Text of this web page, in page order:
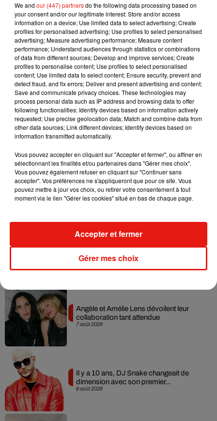
7 août 2026
7 août 2026
Angèle et Amélie Lens dévoilent leur
collaboration tant attendue
6 août 2026
Il y a 10 ans, DJ Snake changeait de
dimension avec son premier...
We and our (447) partnersdo the following data processing based on
your consent and/or our legitimate interest: Store and/or access
information on a device; Use limited data to select advertising; Create
profiles for personalised advertising; Use profiles to select personalised
advertising; Measure advertising performance; Measure content
performance; Understand audiences through statistics or combinations
of data from different sources; Develop and improve services; Create
profiles to personalise content; Use profiles to select personalised
content; Use limited data to select content; Ensure security, prevent and
detect fraud, and fix errors; Deliver and present advertising and content;
Save and communicate privacy choices. These technologies may
process personal data such as IP address and browsing data to offer
following functionalities: Identify devices based on information actively
requested; Use precise geolocation data; Match and combine data from
other data sources; Link different devices; Identify devices based on
information transmitted automatically.
Vous pouvez accepter en cliquant sur "Accepter et fermer", ou affiner en
sélectionnant les finalités et/ou partenaires dans "Gérer mes choix".
Vous pouvez également refuser en cliquant sur "Continuer sans
accepter". Vos préférences ne s'appliqueront que pour ce site. Vous
pouvez mettre à jour vos choix, ou retirer votre consentement à tout
moment via le lien "Gérer les cookies" situé en bas de chaque page.
Gérer mes choix
Accepter et fermer